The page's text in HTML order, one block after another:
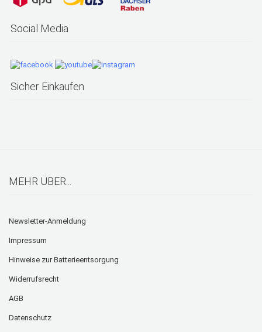
Social Media
Sicher Einkaufen
MEHR ÜBER...
Newsletter-Anmeldung
Impressum
Hinweise zur Batterieentsorgung
Widerrufsrecht
AGB
Datenschutz